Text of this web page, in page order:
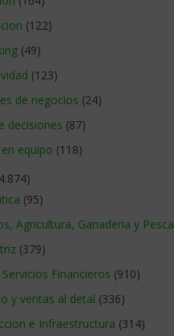
(122)
(49)
(123)
de negocios (24)
decisiones (87)
equipo (118)
(95)
Agricultura, Ganaderia y Pesca
(379)
Financieros (910)
y ventas al detal (336)
e Infraestructura (314)